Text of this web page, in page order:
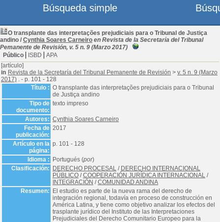
O transplante das interpretações prejudiciais para o Tribunal de Justiça
andino / Cynthia Soares Carneiro en Revista de la Secretaría del Tribunal
Pemanente de Revisión, v. 5 n. 9 (Marzo 2017)
Público
ISBD
APA
[artículo]
in Revista de la Secretaría del Tribunal Pemanente de Revisión > v. 5 n. 9 (Marzo
2017) . - p. 101 - 128
Título : O transplante das interpretações prejudiciais para o Tribunal
de Justiça andino
Tipo de
documento:
texto impreso
Autores: Cynthia Soares Carneiro
Fecha de
publicación:
2017
Artículo en la
página:
p. 101 - 128
Idioma : Portugués (por)
Clasificación:
DERECHO PROCESAL / DERECHO INTERNACIONAL
PÚBLICO /COOPERACIÓN JURÍDICA INTERNACIONAL /
INTEGRACIÓN /COMUNIDAD ANDINA
Resumen:
El estudio es parte de la nueva rama del derecho de
integración regional, todavía en proceso de construcción en
América Latina, y tiene como objetivo analizar los efectos del
trasplante jurídico del Instituto de las Interpretaciones
Prejudiciales del Derecho Comunitario Europeo para la
Búsqueda simple